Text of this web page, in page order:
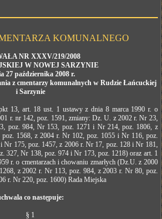
KOMUNALNEGO
NR XXXV/219/2008
W NOWEJ SARZYNIE
27 października 2008 r.
z cmentarzy komunalnych w Rudzie Łańcuckiej
i Sarzynie
art. 18 ust. 1 ustawy z dnia 8 marca 1990 r. o
r. nr 142, poz. 1591, zmiany: Dz. U. z 2002 r. Nr 23,
poz. 984, Nr 153, poz. 1271 i Nr 214, poz. 1806, z
1568, z 2004 r. Nr 102, poz. 1055 i Nr 116, poz.
Nr 175, poz. 1457, z 2006 r. Nr 17, poz. 128 i Nr 181,
327, Nr 138, poz. 974 i Nr 173, poz. 1218) oraz art. 1
r. o cmentarzach i chowaniu zmarłych (Dz.U. z 2000
z 2002 r. Nr 113, poz. 984, z 2003 r. Nr 80, poz.
r. Nr 220, poz. 1600) Rada Miejska
co następuje:
§ 1